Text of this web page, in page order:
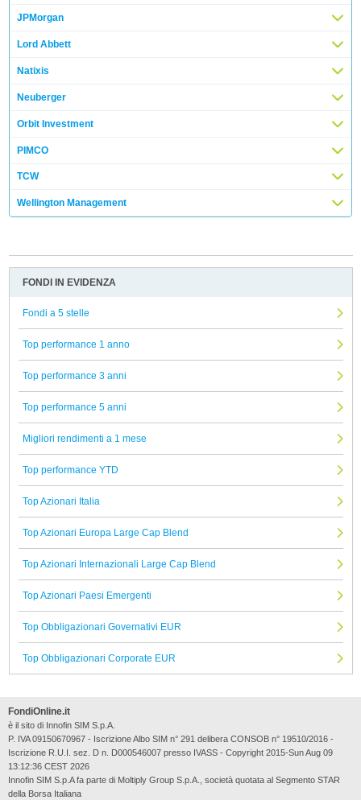
JPMorgan
Lord Abbett
Natixis
Neuberger
Orbit Investment
PIMCO
TCW
Wellington Management
FONDI IN EVIDENZA
Fondi a 5 stelle
Top performance 1 anno
Top performance 3 anni
Top performance 5 anni
Migliori rendimenti a 1 mese
Top performance YTD
Top Azionari Italia
Top Azionari Europa Large Cap Blend
Top Azionari Internazionali Large Cap Blend
Top Azionari Paesi Emergenti
Top Obbligazionari Governativi EUR
Top Obbligazionari Corporate EUR
FondiOnline.it
è il sito di Innofin SIM S.p.A.
P. IVA 09150670967 - Iscrizione Albo SIM n° 291 delibera CONSOB n° 19510/2016 -
Iscrizione R.U.I. sez. D n. D000546007 presso IVASS - Copyright 2015-Sun Aug 09
13:12:36 CEST 2026
Innofin SIM S.p.A fa parte di Moltiply Group S.p.A., società quotata al Segmento STAR
della Borsa Italiana